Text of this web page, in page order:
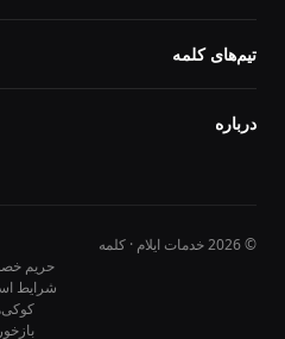
تیم‌های کلمه
درباره
© 2026 خدمات ایلام · کلمه
حریم
شرایط
10